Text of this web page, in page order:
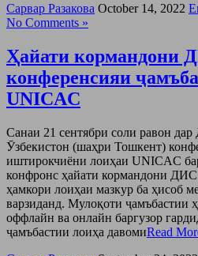
Сарвар Разакова October 14, 2022
No Comments »
Ҳайати кормандони
конференсияи
UNICAC
Санаи 21 сентябри соли равон
Ӯзбекистон (шаҳри Тошкент)
иштирокчиёни лоиҳаи UNICAC
конфронс ҳайати кормандони
ҳамкори лоиҳаи мазкур ба ҳисоб
варзиданд. Мулоқоти ҷамъбастии
оффлайн ва онлайн баргузор
ҷамъбастии лоиҳа давомиRead